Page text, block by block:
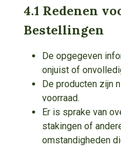
4.1 Redenen
Bestellingen
De opgegeven
onjuist of
De producten zijn
voorraad.
Er is sprake van
stakingen of
omstandigheden